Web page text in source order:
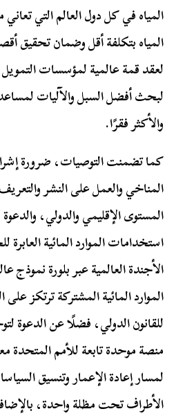
المياه في كل دول العالم التي
المياه بتكلفة أقل وضمان تحقيق
لعقد قمة عالمية لمؤسسات التمويل
لبحث أفضل السبل والآليات
والأكثر فقرًا.
كما تضمنت التوصيات، ضرورة
المناخي والعمل على النشر
المستوى الإقليمي والدولي،
استخدامات الموارد المائية
الأجندة العالمية عبر بلورة نموذج
الموارد المائية المشتركة ترتكز
للقانون الدولي، فضلًا عن الدعوة
منصة موحدة تابعة للأمم المتحدة
لمسار إعادة الإعمار وتنسيق
الأطراف تحت مظلة واحدة،